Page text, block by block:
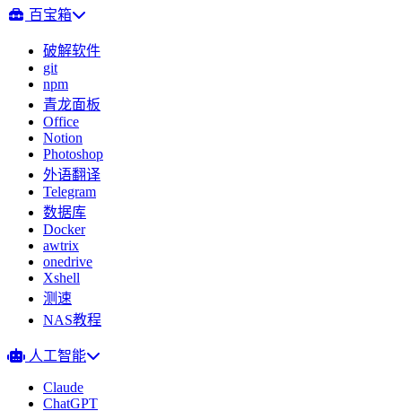
百宝箱
破解软件
git
npm
青龙面板
Office
Notion
Photoshop
外语翻译
Telegram
数据库
Docker
awtrix
onedrive
Xshell
测速
NAS教程
人工智能
Claude
ChatGPT